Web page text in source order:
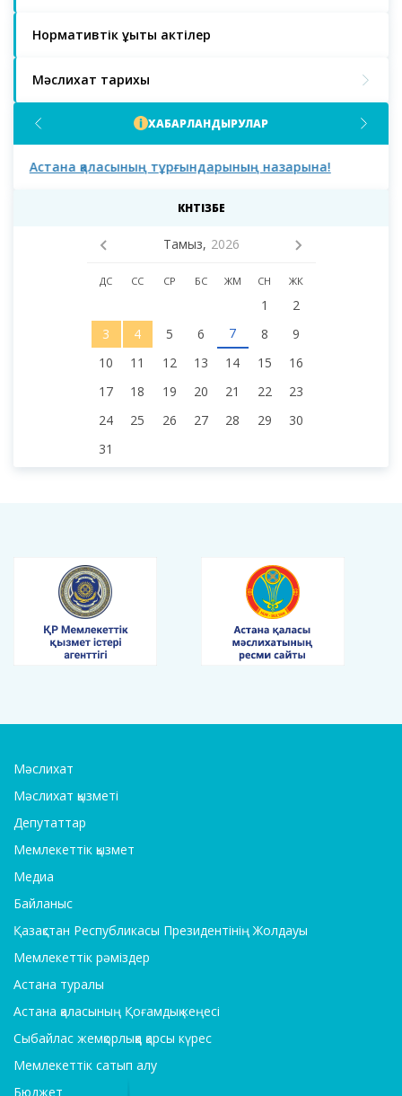
Нормативтік құқықтық актілер
Мәслихат тарихы
ХАБАРЛАНДЫРУЛАР
Астана қаласының тұрғындарының назарына!
КҮНТІЗБЕ
Тамыз, 2026
ДС СС СР БС ЖМ СН ЖК
1
2
3
4 5 6 7 8
9
10
11 12 13 14 15
16
17
18 19 20 21 22
23
24
25 26 27 28 29
30
31
Мәслихат
Мәслихат қызметі
Депутаттар
Мемлекеттік қызмет
Медиа
Байланыс
Қазақстан Республикасы Президентінің Жолдауы
Мемлекеттік рәміздер
Астана туралы
Астана қаласының Қоғамдық кеңесі
Сыбайлас жемқорлыққа қарсы күрес
Мемлекеттік сатып алу
Бюджет